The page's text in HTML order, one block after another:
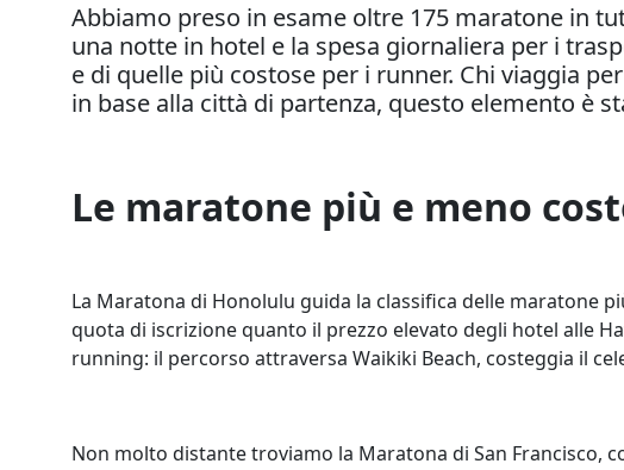
Abbiamo preso in esame oltre 175 maratone in
una notte in hotel e la spesa giornaliera per i
e di quelle più costose per i runner. Chi viaggia
in base alla città di partenza, questo elemento è
Le maratone più e meno
La Maratona di Honolulu guida la classifica delle maratone
quota di iscrizione quanto il prezzo elevato degli hotel alle
running: il percorso attraversa Waikiki Beach, costeggia il
Non molto distante troviamo la Maratona di San Francisco,